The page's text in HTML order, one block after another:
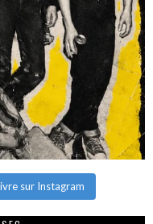
sur Instagram